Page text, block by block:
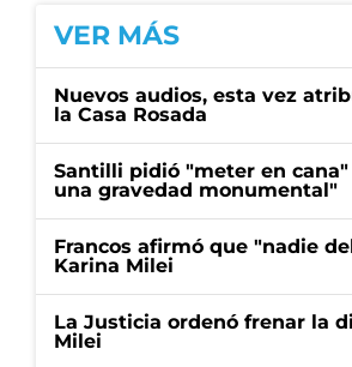
VER MÁS
Nuevos audios, esta vez
la Casa Rosada
Santilli pidió "meter en
una gravedad monumental"
Francos afirmó que "nadie
Karina Milei
La Justicia ordenó frenar la
Milei